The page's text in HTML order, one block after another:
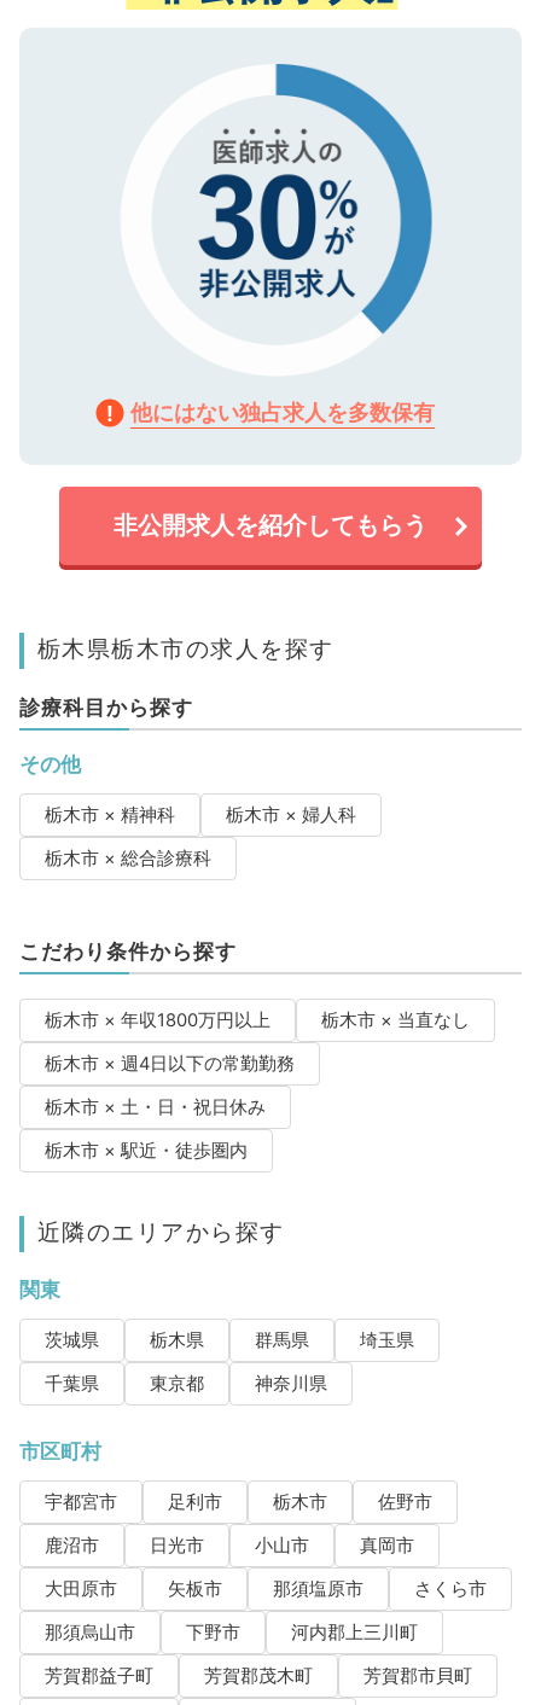
で、機密保持に関してもご安心ください。
ない方には、長期的なサポートが可能です
ので、まずはご登録ください。
他にはない独占求人を多数保有
非公開求人を紹介してもらう
栃木県栃木市の求人を探す
診療科目から探す
その他
栃木市 × 精神科
栃木市 × 婦人科
栃木市 × 総合診療科
こだわり条件から探す
栃木市 × 年収1800万円以上
栃木市 × 当直なし
栃木市 × 週4日以下の常勤勤務
栃木市 × 土・日・祝日休み
栃木市 × 駅近・徒歩圏内
近隣のエリアから探す
関東
茨城県 栃木県 群馬県
埼玉県
千葉県
東京都 神奈川県
市区町村
宇都宮市 足利市 栃木市
佐野市
鹿沼市
日光市 小山市
真岡市
大田原市
矢板市 那須塩原市
さくら市
那須烏山市
下野市
河内郡上三川町
芳賀郡益子町
芳賀郡茂木町
芳賀郡市貝町